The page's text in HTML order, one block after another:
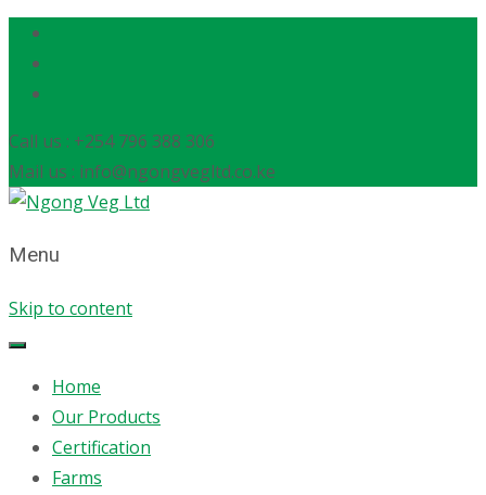
Call us : +254 796 388 306
Mail us : info@ngongvegltd.co.ke
Menu
Skip to content
Home
Our Products
Certification
Farms